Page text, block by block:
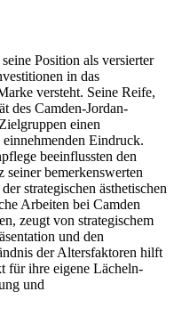
Position als versierter
in das
versteht. Seine Reife,
des Camden-Jordan-
einen
Eindruck.
beeinflussten den
seiner bemerkenswerten
strategischen ästhetischen
Arbeiten bei Camden
zeugt von strategischem
und den
der Altersfaktoren hilft
für ihre eigene Lächeln-
und